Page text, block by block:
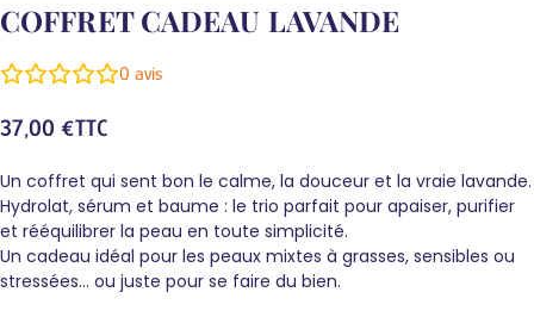
COFFRET CADEAU LAVANDE
0 avis
37,00 €TTC
Un coffret qui sent bon le calme, la douceur et la vraie lavande.
Hydrolat, sérum et baume : le trio parfait pour apaiser, purifier
et rééquilibrer la peau en toute simplicité.
Un cadeau idéal pour les peaux mixtes à grasses, sensibles ou
stressées… ou juste pour se faire du bien.